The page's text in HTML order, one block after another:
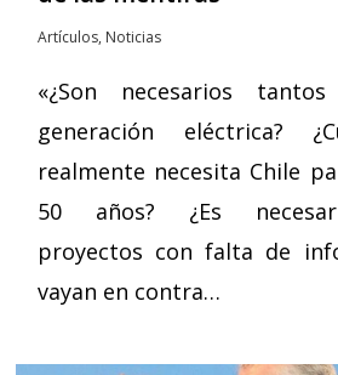
Artículos, Noticias
«¿Son necesarios
generación eléctrica?
realmente necesita Chile
50 años? ¿Es
proyectos con falta de
vayan en contra…